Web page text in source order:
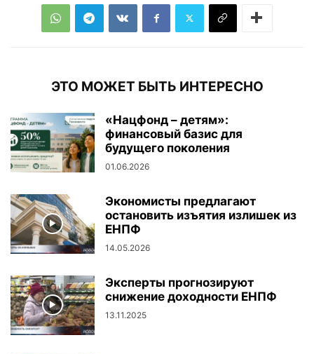
ЭТО МОЖЕТ БЫТЬ ИНТЕРЕСНО
«Нацфонд – детям»:
финансовый базис для
будущего поколения
01.06.2026
Экономисты предлагают
остановить изъятия излишек из
ЕНПФ
14.05.2026
Эксперты прогнозируют
снижение доходности ЕНПФ
13.11.2025